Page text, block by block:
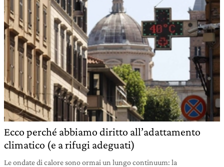
Ecco perché abbiamo diritto all’adattamento
climatico (e a rifugi adeguati)
Le ondate di calore sono ormai un lungo continuum: la